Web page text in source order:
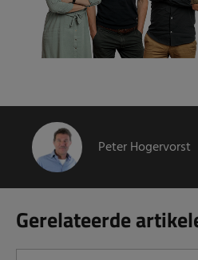
Peter Hogervorst
Gerelateerde